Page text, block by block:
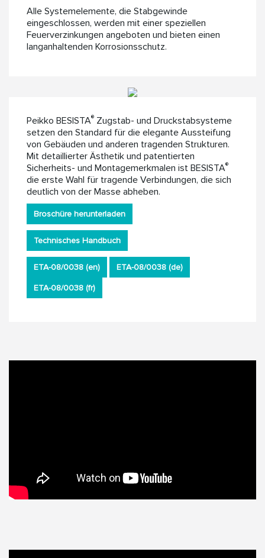
Alle Systemelemente, die Stabgewinde
eingeschlossen, werden mit einer speziellen
Feuerverzinkungen angeboten und bieten einen
langanhaltenden Korrosionsschutz.
Peikko BESISTA® Zugstab- und Druckstabsysteme
setzen den Standard für die elegante Aussteifung
von Gebäuden und anderen tragenden Strukturen.
Mit detaillierter Ästhetik und patentierten
Sicherheits- und Montagemerkmalen ist BESISTA®
die erste Wahl für tragende Verbindungen, die sich
deutlich von der Masse abheben.
Broschüre herunterladen
Technisches Handbuch
ETA-08/0038 (en) ETA-08/0038 (de)
ETA-08/0038 (fr)